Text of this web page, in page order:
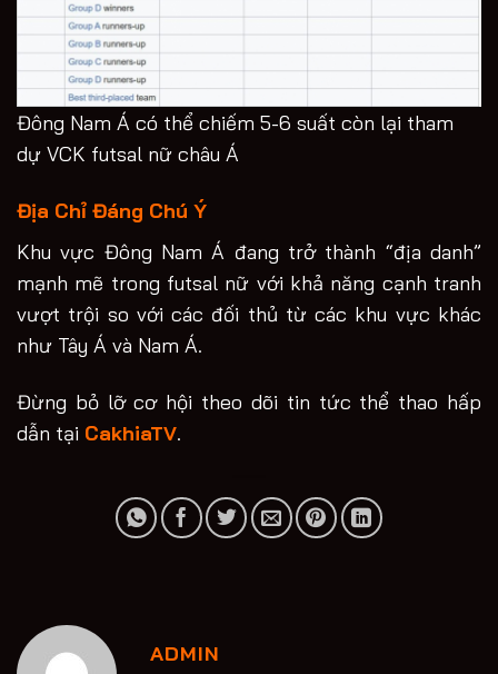
Đông Nam Á có thể chiếm 5-6 suất còn lại tham
dự VCK futsal nữ châu Á
Địa Chỉ Đáng Chú Ý
Khu vực Đông Nam Á đang trở thành “địa danh”
mạnh mẽ trong futsal nữ với khả năng cạnh tranh
vượt trội so với các đối thủ từ các khu vực khác
như Tây Á và Nam Á.
Đừng bỏ lỡ cơ hội theo dõi tin tức thể thao hấp
dẫn tại CakhiaTV.
ADMIN